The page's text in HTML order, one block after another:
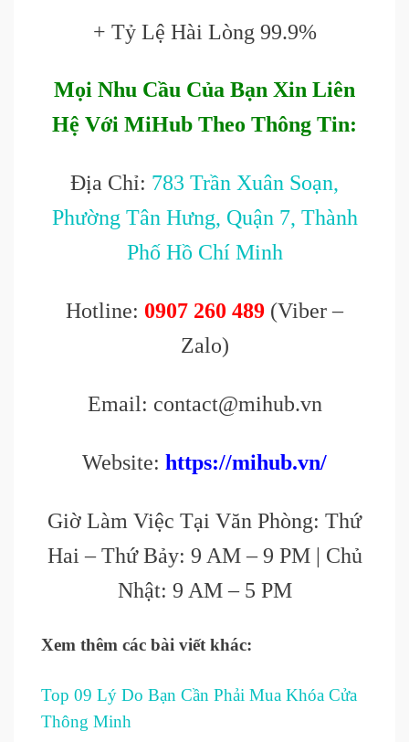
+ Tỷ Lệ Hài Lòng 99.9%
Mọi Nhu Cầu Của Bạn Xin Liên
Hệ Với MiHub Theo Thông Tin:
Địa Chỉ: 783 Trần Xuân Soạn,
Phường Tân Hưng, Quận 7, Thành
Phố Hồ Chí Minh
Hotline: 0907 260 489 (Viber –
Zalo)
Email: contact@mihub.vn
Website: https://mihub.vn/
Giờ Làm Việc Tại Văn Phòng: Thứ
Hai – Thứ Bảy: 9 AM – 9 PM | Chủ
Nhật: 9 AM – 5 PM
Xem thêm các bài viết khác:
Top 09 Lý Do Bạn Cần Phải Mua Khóa Cửa
Thông Minh